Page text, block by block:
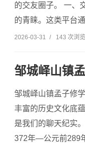
的交友圈子。 一、
的青睐。这类平台
2026-03-31 / 143 次浏览
邹城峄山镇
邹城峄山镇孟子修
丰富的历史文化底
是我们的聊天纪实
372年—公元前289